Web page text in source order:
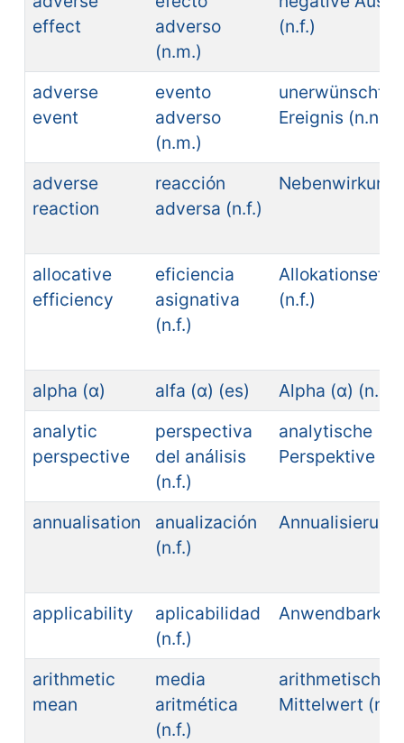
effect
adverso
(n.m.)
(n.f.)
adverse
event
evento
adverso
(n.m.)
unerwünschtes
Ereignis (n.n.)
adverse
reaction
reacción
adversa (n.f.)
Nebenwirkung
allocative
efficiency
eficiencia
asignativa
(n.f.)
(n.f.)
alpha (α) alfa (α) (es)
Alpha (α) (n.n.)
analytic
perspective
perspectiva
del análisis
(n.f.)
analytische
Perspektive
annualisation
anualización
(n.f.)
Annualisierung
applicability
aplicabilidad
(n.f.)
arithmetic
mean
media
aritmética
(n.f.)
arithmetischer
Mittelwert